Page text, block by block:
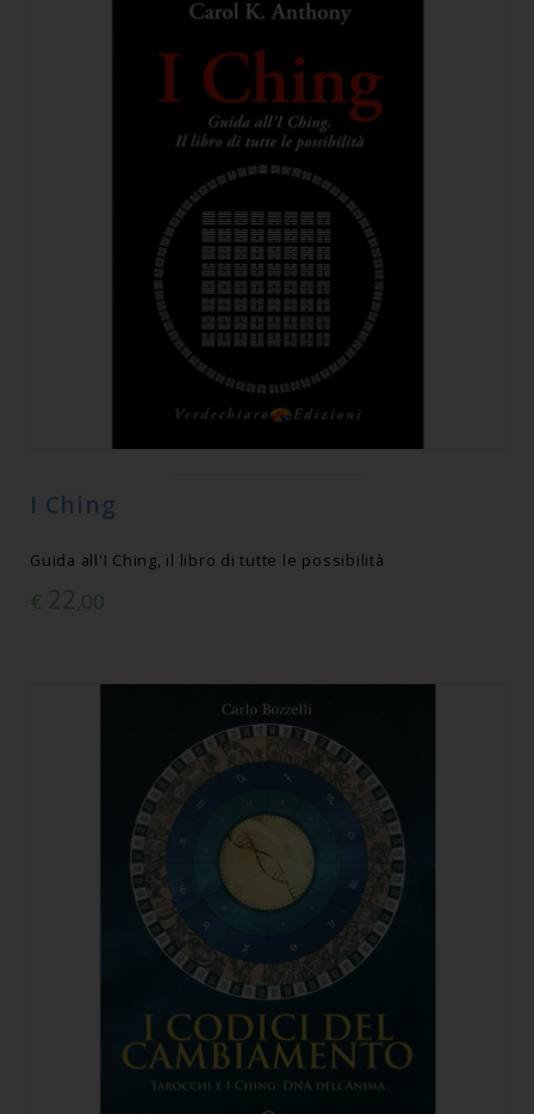
I Ching
Guida all'I Ching, il libro di tutte le possibilità
€ 22,00